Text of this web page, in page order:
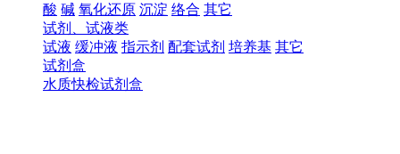
酸 碱 氧化还原 沉淀 络合 其它
试剂、试液类
试液 缓冲液 指示剂 配套试剂 培养基 其它
试剂盒
水质快检试剂盒